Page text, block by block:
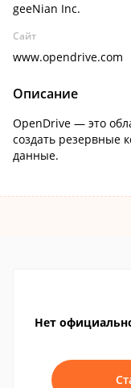
geeNian Inc.
Сайт
www.opendrive.com
Описание
OpenDrive — это
создать резервные
данные.
Нет